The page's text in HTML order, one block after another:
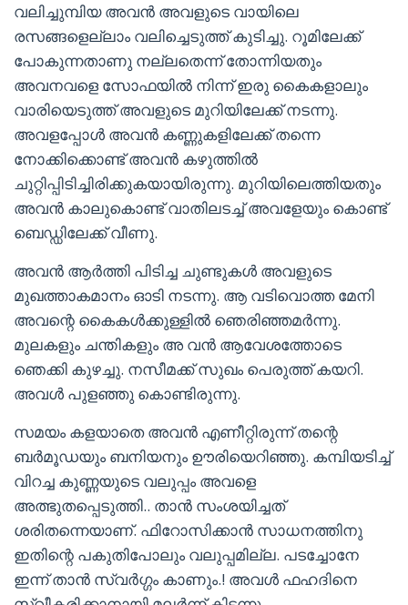
വലിച്ചുമ്പിയ അവൻ അവളുടെ വായിലെ
രസങ്ങളെല്ലാം വലിച്ചെടുത്ത് കുടിച്ചു. റൂമിലേക്ക്
പോകുന്നതാണു നല്ലതെന്ന് തോന്നിയതും
അവനവളെ സോഫയിൽ നിന്ന് ഇരു കൈകളാലും
വാരിയെടുത്ത് അവളുടെ മുറിയിലേക്ക് നടന്നു.
അവളപ്പോൾ അവൻ കണ്ണുകളിലേക്ക് തന്നെ
നോക്കിക്കൊണ്ട് അവൻ കഴുത്തിൽ
ചുറ്റിപ്പിടിച്ചിരിക്കുകയായിരുന്നു. മുറിയിലെത്തിയതും
അവൻ കാലുകൊണ്ട് വാതിലടച്ച് അവളേയും കൊണ്ട്
ബെഡ്ഡിലേക്ക് വീണു.
അവൻ ആർത്തി പിടിച്ച ചുണ്ടുകൾ അവളുടെ
മുഖത്താകമാനം ഓടി നടന്നു. ആ വടിവൊത്ത മേനി
അവന്റെ കൈകൾക്കുള്ളിൽ ഞെരിഞ്ഞമർന്നു.
മുലകളും ചന്തികളും അ വൻ ആവേശത്തോടെ
ഞെക്കി കുഴച്ചു. നസീമക്ക് സുഖം പെരുത്ത് കയറി.
അവൾ പുളഞ്ഞു കൊണ്ടിരുന്നു.
സമയം കളയാതെ അവൻ എണീറ്റിരുന്ന് തന്റെ
ബർമൂഡയും ബനിയനും ഊരിയെറിഞ്ഞു. കമ്പിയടിച്ച്
വിറച്ച കുണ്ണയുടെ വലുപ്പം അവളെ
അത്ഭുതപ്പെടുത്തി.. താൻ സംശയിച്ചത്
ശരിതന്നെയാണ്. ഫിറോസിക്കാൻ സാധനത്തിനു
ഇതിന്റെ പകുതിപോലും വലുപ്പമില്ല. പടച്ചോനേ
ഇന്ന് താൻ സ്വർഗ്ഗം കാണും.! അവൾ ഫഹദിനെ